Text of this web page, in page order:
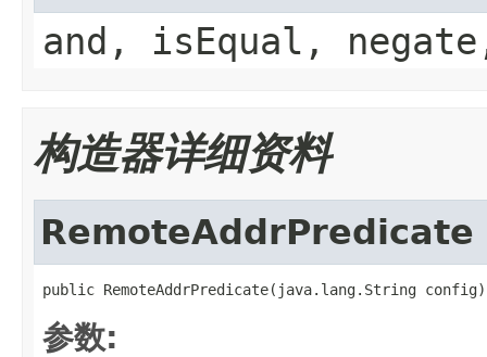
and, isEqual,
构造器详细资料
RemoteAddrPredicate
public RemoteAddrPredicate(java.lang.String config)
参数: